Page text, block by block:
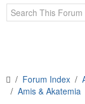
Forum Index
Amis & Akatemia